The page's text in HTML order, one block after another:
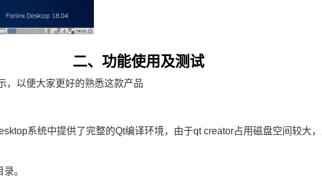
二、功能使用及测试
，以便大家更好的熟悉这款产品
系统中提供了完整的Qt编译环境，由于qt creator占用磁盘空间较大
。